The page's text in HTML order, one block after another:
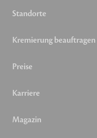
Standorte
Kremierung beauftragen
Preise
Karriere
Magazin